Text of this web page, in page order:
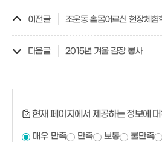
이전글 조운동 홀몸어르신 현장체험
다음글 2015년 겨울 김장 봉사
현재 페이지에서 제공하는 정보에
매우 만족 만족 보통 불만족